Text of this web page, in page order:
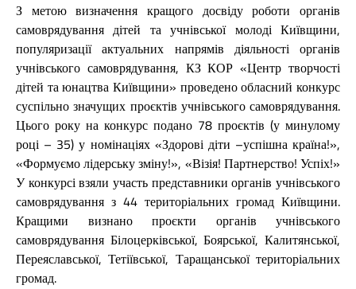
З метою визначення кращого досвіду роботи органів
самоврядування дітей та учнівської молоді Київщини,
популяризації актуальних напрямів діяльності органів
учнівського самоврядування, КЗ КОР «Центр творчості
дітей та юнацтва Київщини» проведено обласний конкурс
суспільно значущих проєктів учнівського самоврядування.
Цього року на конкурс подано 78 проєктів (у минулому
році – 35) у номінаціях «Здорові діти –успішна країна!»,
«Формуємо лідерську зміну!», «Візія! Партнерство! Успіх!»
У конкурсі взяли участь представники органів учнівського
самоврядування з 44 територіальних громад Київщини.
Кращими визнано проєкти органів учнівського
самоврядування Білоцерківської, Боярської, Калитянської,
Переяславської, Тетіївської, Таращанської територіальних
громад.